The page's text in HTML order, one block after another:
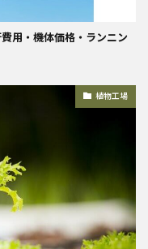
用・機体価格・ランニン
植物工場